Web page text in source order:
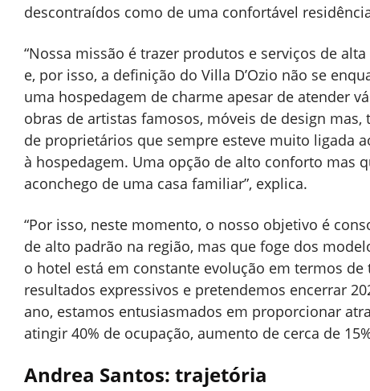
descontraídos como de uma confortável
“Nossa missão é trazer produtos e serviços de
e, por isso, a definição do Villa D’Ozio não se
uma hospedagem de charme apesar de atender
obras de artistas famosos, móveis de design
de proprietários que sempre esteve muito ligada
à hospedagem. Uma opção de alto conforto mas
aconchego de uma casa familiar”, explica.
“Por isso, neste momento, o nosso objetivo é
de alto padrão na região, mas que foge dos
o hotel está em constante evolução em termos de
resultados expressivos e pretendemos encerrar
ano, estamos entusiasmados em proporcionar
atingir 40% de ocupação, aumento de cerca de
Andrea Santos: trajetória